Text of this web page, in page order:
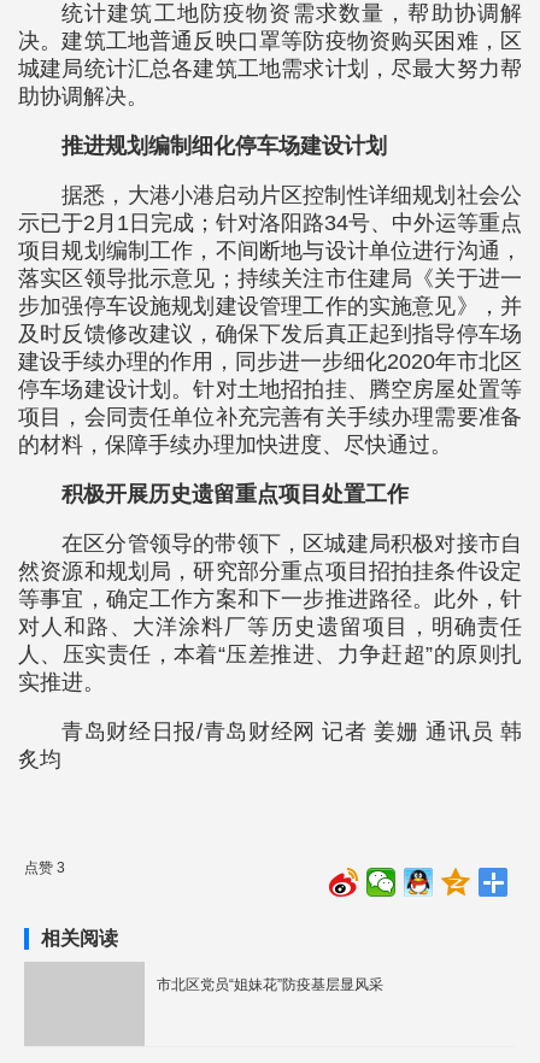
统计建筑工地防疫物资需求数量，帮助协调解
决。建筑工地普通反映口罩等防疫物资购买困难，区
城建局统计汇总各建筑工地需求计划，尽最大努力帮
助协调解决。
推进规划编制细化停车场建设计划
据悉，大港小港启动片区控制性详细规划社会公
示已于2月1日完成；针对洛阳路34号、中外运等重点
项目规划编制工作，不间断地与设计单位进行沟通，
落实区领导批示意见；持续关注市住建局《关于进一
步加强停车设施规划建设管理工作的实施意见》，并
及时反馈修改建议，确保下发后真正起到指导停车场
建设手续办理的作用，同步进一步细化2020年市北区
停车场建设计划。针对土地招拍挂、腾空房屋处置等
项目，会同责任单位补充完善有关手续办理需要准备
的材料，保障手续办理加快进度、尽快通过。
积极开展历史遗留重点项目处置工作
在区分管领导的带领下，区城建局积极对接市自
然资源和规划局，研究部分重点项目招拍挂条件设定
等事宜，确定工作方案和下一步推进路径。此外，针
对人和路、大洋涂料厂等历史遗留项目，明确责任
人、压实责任，本着“压差推进、力争赶超”的原则扎
实推进。
青岛财经日报/青岛财经网 记者 姜姗 通讯员 韩
炙均
点赞 3
相关阅读
市北区党员“姐妹花”防疫基层显风采